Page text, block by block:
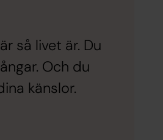
så livet är. Du
Och du
känslor.